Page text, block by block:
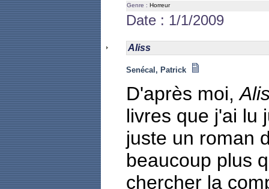
Genre : Horreur
Date : 1/1/2009
Aliss
Senécal, Patrick
D'après moi,
livres que j'ai lu
juste un roman
beaucoup plus
chercher la